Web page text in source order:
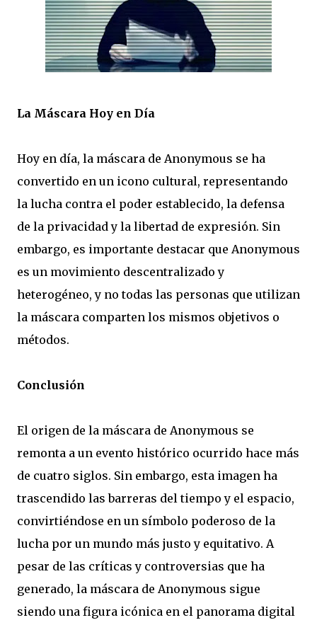
La Máscara Hoy en Día
Hoy en día, la máscara de Anonymous se ha
convertido en un icono cultural, representando
la lucha contra el poder establecido, la defensa
de la privacidad y la libertad de expresión. Sin
embargo, es importante destacar que Anonymous
es un movimiento descentralizado y
heterogéneo, y no todas las personas que utilizan
la máscara comparten los mismos objetivos o
métodos.
Conclusión
El origen de la máscara de Anonymous se
remonta a un evento histórico ocurrido hace más
de cuatro siglos. Sin embargo, esta imagen ha
trascendido las barreras del tiempo y el espacio,
convirtiéndose en un símbolo poderoso de la
lucha por un mundo más justo y equitativo. A
pesar de las críticas y controversias que ha
generado, la máscara de Anonymous sigue
siendo una figura icónica en el panorama digital